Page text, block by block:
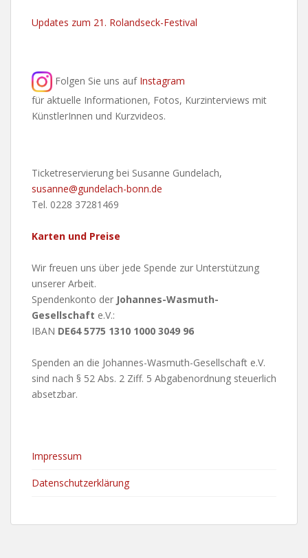
Updates zum 21. Rolandseck-Festival
Folgen Sie uns auf Instagram
für aktuelle Informationen, Fotos, Kurzinterviews mit
KünstlerInnen und Kurzvideos.
Ticketreservierung bei Susanne Gundelach,
susanne@gundelach-bonn.de
Tel. 0228 37281469
Karten und Preise
Wir freuen uns über jede Spende zur Unterstützung
unserer Arbeit.
Spendenkonto der Johannes-Wasmuth-
Gesellschaft e.V.:
IBAN DE64 5775 1310 1000 3049 96
Spenden an die Johannes-Wasmuth-Gesellschaft e.V.
sind nach § 52 Abs. 2 Ziff. 5 Abgabenordnung steuerlich
absetzbar.
Impressum
Datenschutzerklärung